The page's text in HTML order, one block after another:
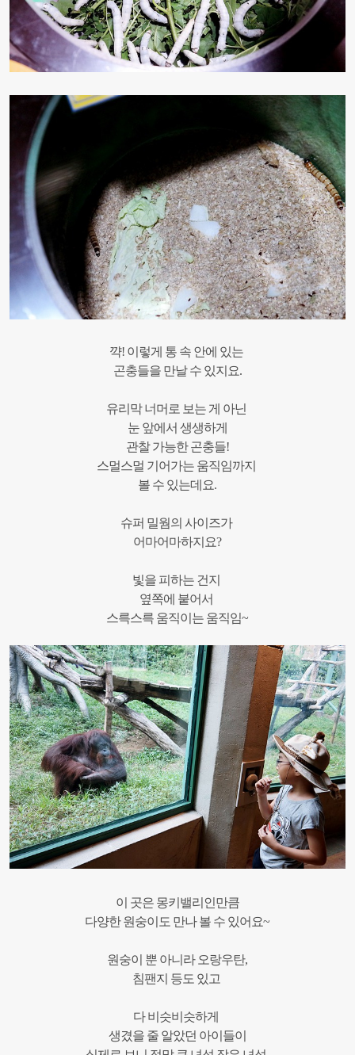
꺅! 이렇게 통 속 안에 있는
곤충들을 만날 수 있지요.
유리막 너머로 보는 게 아닌
눈 앞에서 생생하게
관찰 가능한곤충들!
스멀스멀 기어가는 움직임까지
볼 수 있는데요.
슈퍼 밀웜의 사이즈가
어마어마하지요?
빛을 피하는 건지
옆쪽에 붙어서
스륵스륵 움직이는 움직임~
이 곳은 몽키 밸리 인만큼
다양한 원숭이도 만나 볼 수 있어요~
원숭이 뿐 아니라 오랑우탄,
침팬지 등도 있고
다 비 슷비슷하게
생겼을 줄 알았던 아이들이